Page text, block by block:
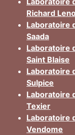
Richard
Laboratoire
Saada
Laboratoire
Saint Blaise
Laboratoire
Sulpice
Laboratoire
Texier
Laboratoire
Vendome